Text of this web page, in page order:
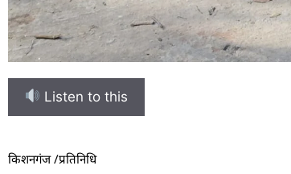
Listen to this
किशनगंज /प्रतिनिधि